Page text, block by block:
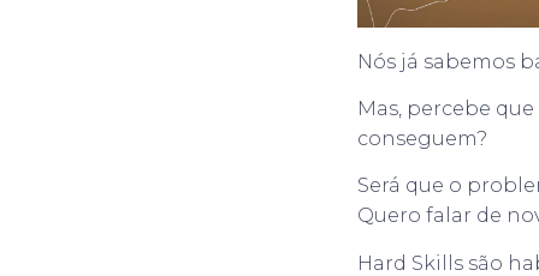
Nós já sabemos
Mas, percebe
conseguem?
Será que o
Quero falar de
Hard Skills são